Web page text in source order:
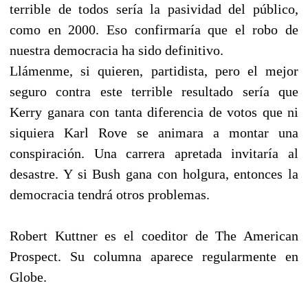
terrible de todos sería la pasividad del público,
como en 2000. Eso confirmaría que el robo de
nuestra democracia ha sido definitivo.
Llámenme, si quieren, partidista, pero el mejor
seguro contra este terrible resultado sería que
Kerry ganara con tanta diferencia de votos que ni
siquiera Karl Rove se animara a montar una
conspiración. Una carrera apretada invitaría al
desastre. Y si Bush gana con holgura, entonces la
democracia tendrá otros problemas.
Robert Kuttner es el coeditor de The American
Prospect. Su columna aparece regularmente en
Globe.